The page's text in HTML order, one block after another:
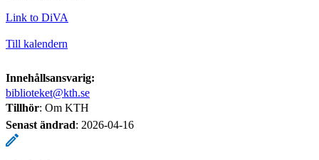
Link to DiVA
Till kalendern
Innehållsansvarig:
biblioteket@kth.se
Tillhör: Om KTH
Senast ändrad: 2026-04-16